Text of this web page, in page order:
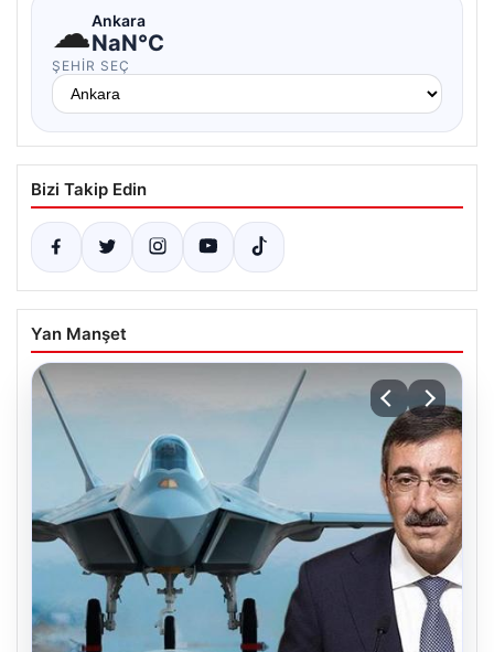
☁Ankara
NaN°C
ŞEHIR SEÇ
Bizi Takip Edin
Yan Manşet